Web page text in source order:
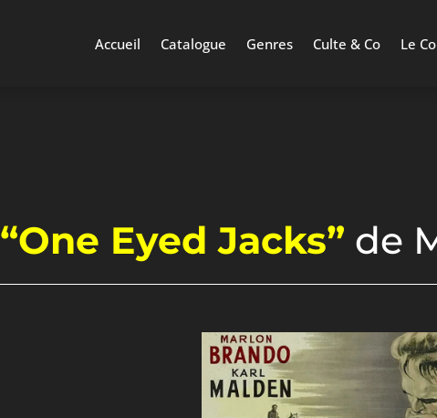
Accueil Catalogue Genres Culte & Co Le
“One Eyed Jacks” de